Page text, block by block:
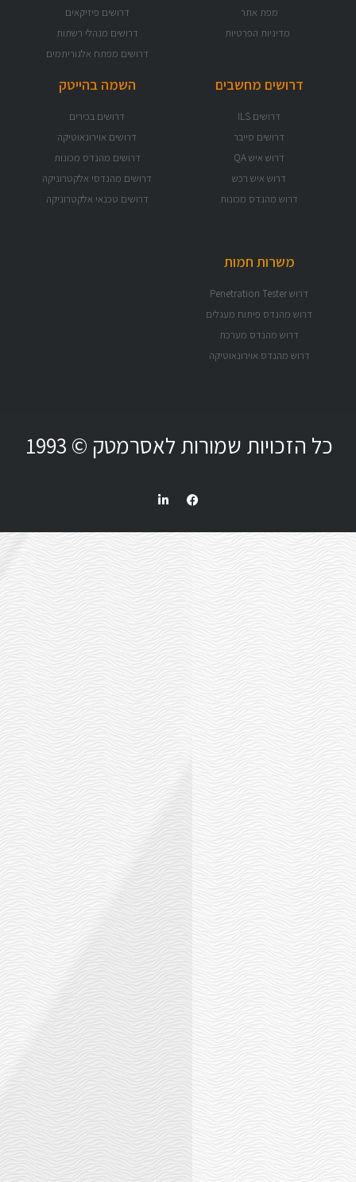
דרושים פיזיקאים
דרושים מנהלי רשתות
השמה בהייטק
דרושים בכירים
דרושים אוירונאוטיקה
דרושים מהנדס מכונות
דרושים מהנדסי אלקטרוניקה
דרושים טכנאי אלקטרוניקה
לאסרמטק © 1993